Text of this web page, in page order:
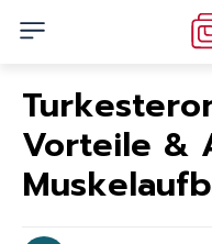
Vorteile &